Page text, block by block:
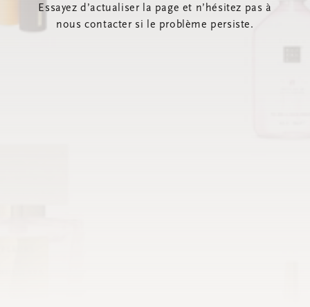
Essayez d’actualiser la page et n’hésitez pas à
nous contacter si le problème persiste.